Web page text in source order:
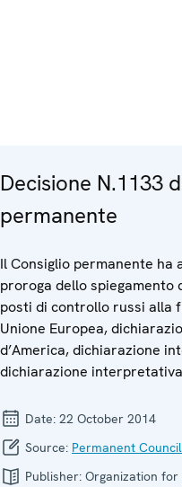
Decisione N.1133
permanente
Il Consiglio permanente ha
proroga dello spiegamento
posti di controllo russi alla
Unione Europea,
d’America, dichiarazione
dichiarazione
Date: 22 October 2014
Source: Permanent Council
Publisher: Organization for